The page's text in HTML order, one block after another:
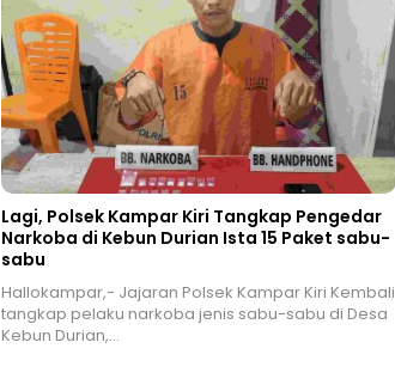
Lagi, Polsek Kampar Kiri Tangkap Pengedar
Narkoba di Kebun Durian Ista 15 Paket sabu-
sabu
Hallokampar,- Jajaran Polsek Kampar Kiri Kembali
tangkap pelaku narkoba jenis sabu-sabu di Desa
Kebun Durian,…